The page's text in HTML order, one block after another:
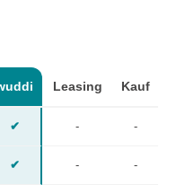
Leasing Kauf
✔ - -
✔ - -